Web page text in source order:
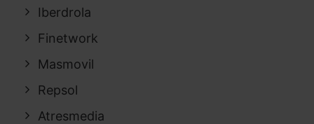
Iberdrola
Finetwork
Masmovil
Repsol
Atresmedia